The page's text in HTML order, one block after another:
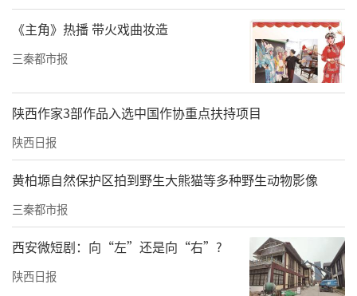
经营模式和一定规模，也要有带动农户共同发
展的意愿。甘肃“头雁”杨文德对此深有感
“祖祖辈辈种百合，可销路窄、加工差，这么
好的东西藏在深闺人未识。”他坦言，正是这
份遗憾，让他决心深耕百合产业。
通过“头雁”培训，杨文德牵头建立联农带农
机制，从“单打独斗收购”转为“定标准、定
向收”，引导农户科学种植。目前已直接带动1
20户农户，间接带动400多户增收。
《主角》热播 带火戏曲妆造
三秦都市报
陕西作家3部作品入选中国作协重点扶持项目
陕西日报
黄柏塬自然保护区拍到野生大熊猫等多种野生动物影像
三秦都市报
西安微短剧：向“左”还是向“右”?
陕西日报